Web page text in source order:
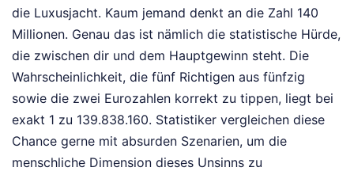
die Luxusjacht. Kaum jemand denkt an die Zahl 140
Millionen. Genau das ist nämlich die statistische Hürde,
die zwischen dir und dem Hauptgewinn steht. Die
Wahrscheinlichkeit, die fünf Richtigen aus fünfzig
sowie die zwei Eurozahlen korrekt zu tippen, liegt bei
exakt 1 zu 139.838.160. Statistiker vergleichen diese
Chance gerne mit absurden Szenarien, um die
menschliche Dimension dieses Unsinns zu